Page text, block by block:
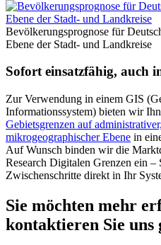
Bevölkerungsprognose für
Ebene der Stadt- und Landkreise
Sofort einsatzfähig, auch
Zur Verwendung in einem GIS
Informationssystem) bieten wir
Gebietsgrenzen auf
mikrogeographischer Ebene in
Auf Wunsch binden wir die
Research Digitalen Grenzen ein
Zwischenschritte direkt in Ihr
Sie möchten mehr
kontaktieren Sie uns